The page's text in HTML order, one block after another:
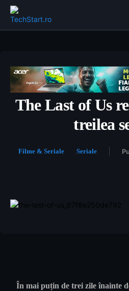
The Last of Us
treilea
Filme & Seriale Seriale
În mai puțin de trei zile înainte